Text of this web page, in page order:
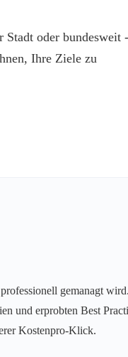
oder bundesweit -
Ihre Ziele zu
gemanagt
und erprobten Best
Kostenpro-Klick.